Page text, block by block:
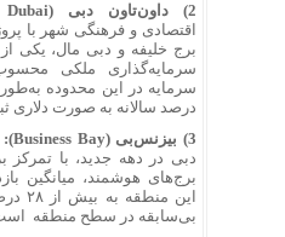
2) داون‌تاون دبی (Downtown Dubai):
اقتصادی و فرهنگی شهر با
برج خلیفه و دبی مال، یکی از
سرمایه‌گذاری ملکی
درصد سالانه به صورت
3) بیزنس‌بی (Business Bay):
دبی در دهه جدید، با تمرکز
برج‌های هوشمند، میانگین
این
بی‌سابقه در سطح منطقه